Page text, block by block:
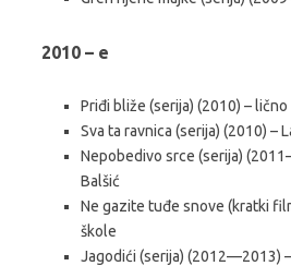
2010 – e
Priđi bliže (serija) (2010) – lično
Sva ta ravnica (serija) (2010) –
Nepobedivo srce (serija)
Balšić
Ne gazite tuđe snove (kratki
škole
Jagodići (serija) (2012—2013)